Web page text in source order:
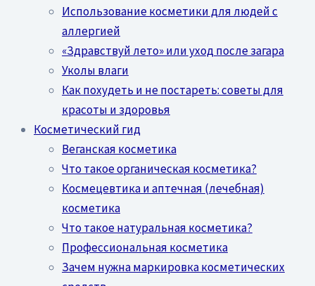
Использование косметики для людей с
аллергией
«Здравствуй лето» или уход после загара
Уколы влаги
Как похудеть и не постареть: советы для
красоты и здоровья
Косметический гид
Веганская косметика
Что такое органическая косметика?
Космецевтика и аптечная (лечебная)
косметика
Что такое натуральная косметика?
Профессиональная косметика
Зачем нужна маркировка косметических